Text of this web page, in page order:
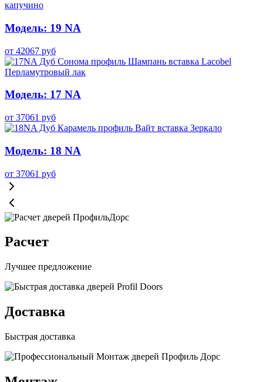
Модель: 19 NA
от 42067 руб
Модель: 17 NA
от 37061 руб
Модель: 18 NA
от 37061 руб
Расчет
Лучшее предложение
Доставка
Быстрая доставка